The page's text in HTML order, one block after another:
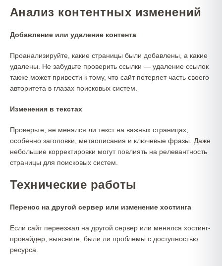
Анализ контентных изменений
Добавление или удаление контента
Проанализируйте, какие страницы были добавлены, а какие
удалены. Не забудьте проверить ссылки — удаление ссылок
также может привести к тому, что сайт потеряет часть своего
авторитета в глазах поисковых систем.
Изменения в текстах
Проверьте, не менялся ли текст на важных страницах,
особенно заголовки, метаописания и ключевые фразы. Даже
небольшие корректировки могут повлиять на релевантность
страницы для поисковых систем.
Технические работы
Перенос на другой сервер или изменение хостинга
Если сайт переезжал на другой сервер или менялся хостинг-
провайдер, выясните, были ли проблемы с доступностью
ресурса.